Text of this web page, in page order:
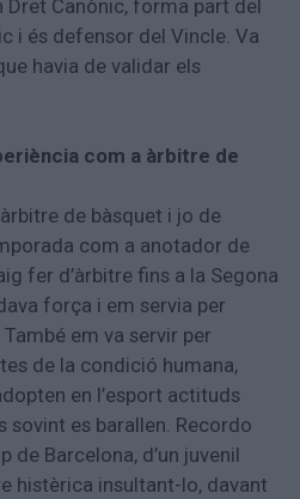
Dret Canònic, forma part del
i és defensor del Vincle. Va
havia de validar els
com a àrbitre de
de bàsquet i jo de
com a anotador de
fer d’àrbitre fins a la Segona
força i em servia per
em va servir per
de la condició humana,
en l’esport actituds
sovint es barallen. Recordo
de Barcelona, d’un juvenil
histèrica insultant-lo, davant